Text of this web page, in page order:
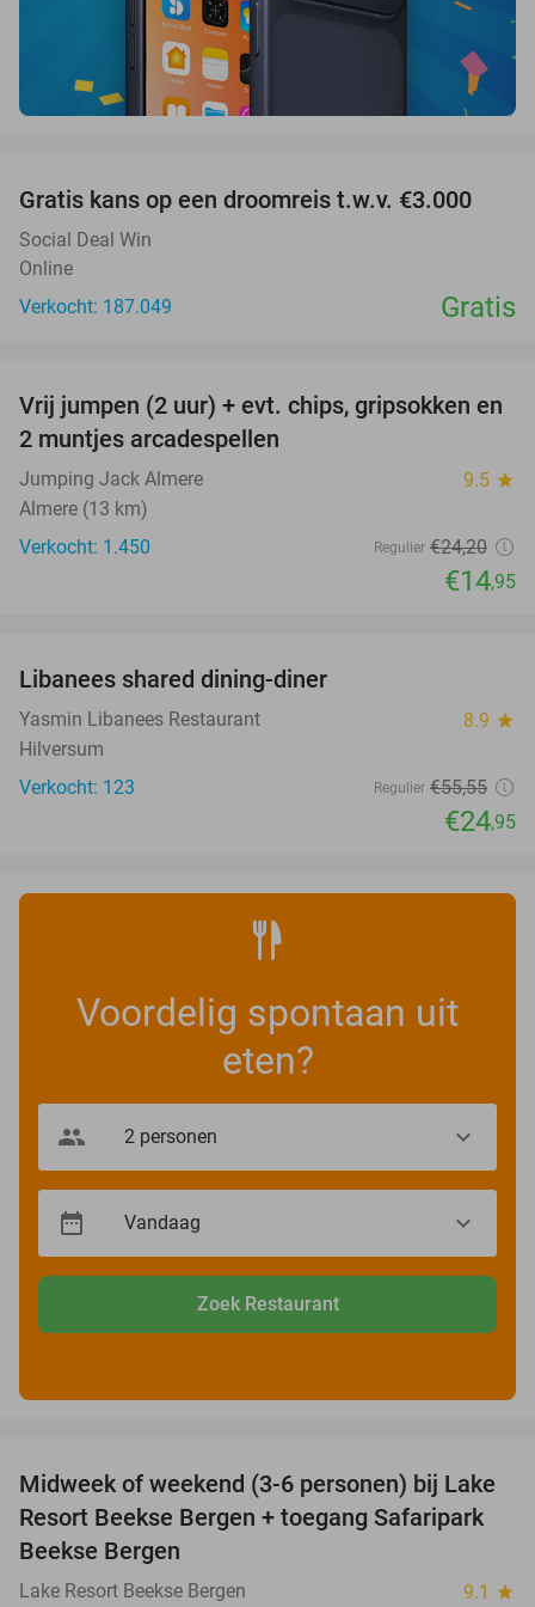
Gratis kans op een droomreis t.w.v. €3.000
Social Deal Win
Online
Verkocht: 187.049
Gratis
38%
Vrij jumpen (2 uur) + evt. chips, gripsokken en
2 muntjes arcadespellen
Jumping Jack Almere 9.5 star
Almere (13 km)
Verkocht: 1.450
Regulier €24,20
€14,95
Libanees shared dining-diner
Yasmin Libanees Restaurant 8.9 star
Hilversum
Verkocht: 123
Regulier €55,55
€24,95
Voordelig spontaan uit
eten?
Zoek Restaurant
53%
Midweek of weekend (3-6 personen) bij Lake
Resort Beekse Bergen + toegang Safaripark
Beekse Bergen
Lake Resort Beekse Bergen 9.1 star